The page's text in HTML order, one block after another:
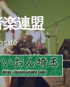
連盟